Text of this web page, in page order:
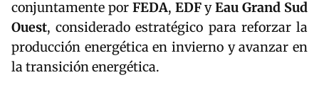
conjuntamente por FEDA, EDFyEau Grand Sud
Ouest, considerado estratégico para reforzar la
producción energética en invierno y avanzar en
la transición energética.